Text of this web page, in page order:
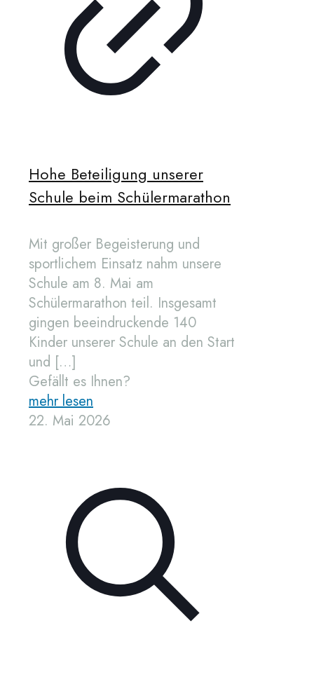
Hohe Beteiligung unserer
Schule beim Schülermarathon
Mit großer Begeisterung und
sportlichem Einsatz nahm unsere
Schule am 8. Mai am
Schülermarathon teil. Insgesamt
gingen beeindruckende 140
Kinder unserer Schule an den Start
und […]
Gefällt es Ihnen?
mehr lesen
22. Mai 2026